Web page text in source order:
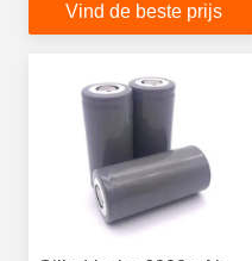
Vind de beste prijs